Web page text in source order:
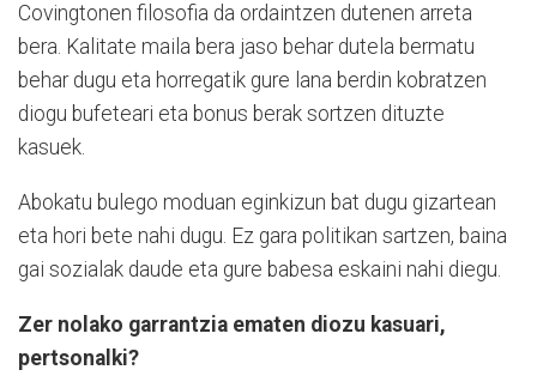
Covingtonen filosofia da ordaintzen dutenen arreta
bera. Kalitate maila bera jaso behar dutela bermatu
behar dugu eta horregatik gure lana berdin kobratzen
diogu bufeteari eta bonus berak sortzen dituzte
kasuek.
Abokatu bulego moduan eginkizun bat dugu gizartean
eta hori bete nahi dugu. Ez gara politikan sartzen, baina
gai sozialak daude eta gure babesa eskaini nahi diegu.
Zer nolako garrantzia ematen diozu kasuari,
pertsonalki?